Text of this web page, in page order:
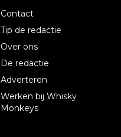
Contact
Tip de redactie
Over ons
De redactie
Adverteren
Werken bij Whisky
Monkeys